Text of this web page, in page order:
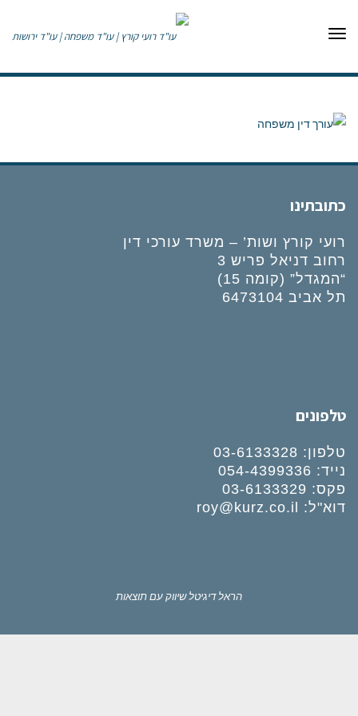
תפריט
כתובתינו
רועי קורץ ושות’ – משרד עורכי דין
רחוב דניאל פריש 3
“המגדל” (קומה 15)
תל אביב 6473104
טלפונים
טלפון: 03-6133328
נייד: 054-4399336
פקס: 03-6133329
דוא"ל:
roy@kurz.co.il
הראל דיגיטלשיווק עם תוצאות